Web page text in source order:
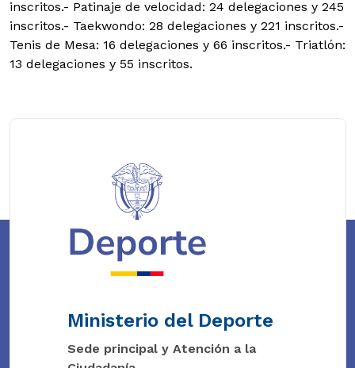
inscritos.- Patinaje de velocidad: 24 delegaciones y 245
inscritos.- Taekwondo: 28 delegaciones y 221 inscritos.-
Tenis de Mesa: 16 delegaciones y 66 inscritos.- Triatlón:
13 delegaciones y 55 inscritos.
Ministerio del Deporte
Sede principal y Atención a la